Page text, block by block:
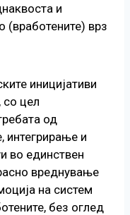
и
(вработените) врз
иницијативи
цел
од
интегрирање и
во единствен
вреднување
на систем
без оглед